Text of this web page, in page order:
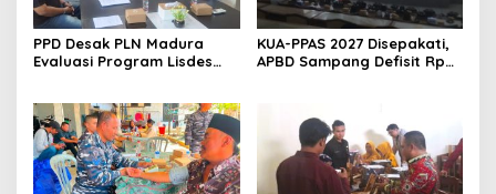
PPD Desak PLN Madura
Evaluasi Program Lisdes
KUA-PPAS 2027 Disepakati,
APBD Sampang Defisit Rp